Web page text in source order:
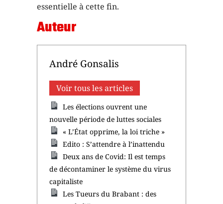
essentielle à cette fin.
Auteur
André Gonsalis
Voir tous les articles
Les élections ouvrent une
nouvelle période de luttes sociales
« L’État opprime, la loi triche »
Edito : S’attendre à l’inattendu
Deux ans de Covid: Il est temps
de décontaminer le système du virus
capitaliste
Les Tueurs du Brabant : des